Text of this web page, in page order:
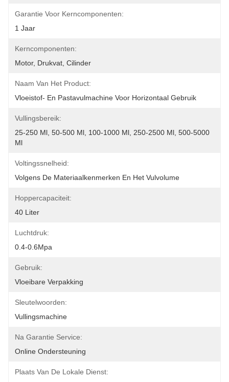
Garantie Voor Kerncomponenten:
1 Jaar
Kerncomponenten:
Motor, Drukvat, Cilinder
Naam Van Het Product:
Vloeistof- En Pastavulmachine Voor Horizontaal Gebruik
Vullingsbereik:
25-250 Ml, 50-500 Ml, 100-1000 Ml, 250-2500 Ml, 500-5000
Ml
Voltingssnelheid:
Volgens De Materiaalkenmerken En Het Vulvolume
Hoppercapaciteit:
40 Liter
Luchtdruk:
0.4-0.6Mpa
Gebruik:
Vloeibare Verpakking
Sleutelwoorden:
Vullingsmachine
Na Garantie Service:
Online Ondersteuning
Plaats Van De Lokale Dienst: